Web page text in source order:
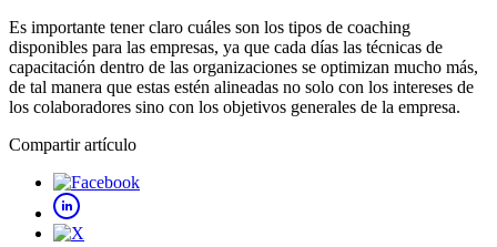
Es importante tener claro cuáles son los tipos de coaching
disponibles para las empresas, ya que cada días las técnicas de
capacitación dentro de las organizaciones se optimizan mucho más,
de tal manera que estas estén alineadas no solo con los intereses de
los colaboradores sino con los objetivos generales de la empresa.
Compartir artículo